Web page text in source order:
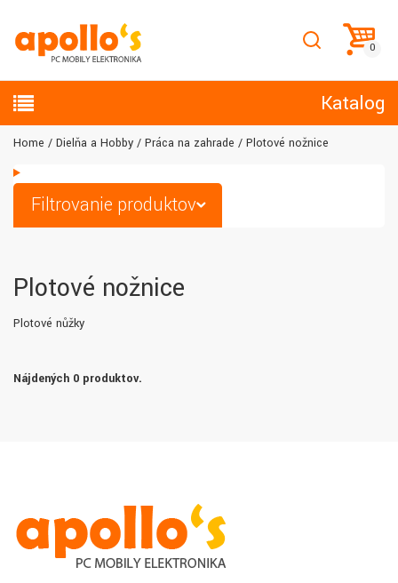
Katalog
Home Dielňa a Hobby Práca na zahrade Plotové nožnice
Filtrovanie produktov
Plotové nožnice
Plotové nůžky
Nájdených 0 produktov.